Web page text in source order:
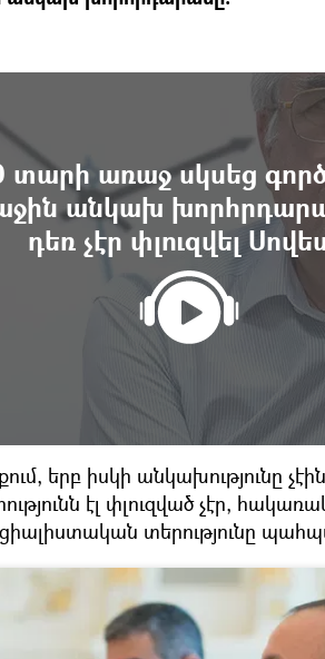
տարի առաջ սկսեց
անկախ
դեռ չէր փլուզվել
երբ իսկի անկախությունը
էլ փլուզված չէր,
տերությունը